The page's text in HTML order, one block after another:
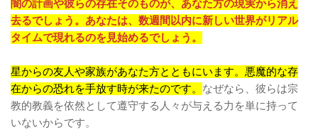
闇の計画や彼らの存在そのものが、あなた方の現実から消え
去るでしょう。あなたは、数週間以内に新しい世界がリアル
タイムで現れるのを見始めるでしょう。
星からの友人や家族があなた方とともにいます。悪魔的な存
在からの恐れを手放す時が来たのです。 なぜなら、彼らは宗
教的教義を依然として遵守する人々が与える力を単に持って
いないからです。